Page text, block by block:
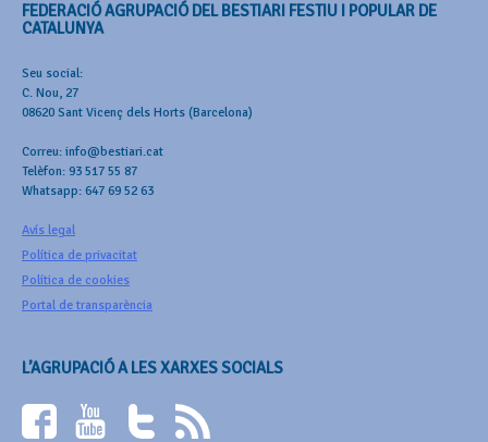
FEDERACIÓ AGRUPACIÓ DEL BESTIARI FESTIU I POPULAR DE
CATALUNYA
Seu social:
C. Nou, 27
08620 Sant Vicenç dels Horts (Barcelona)
Correu: info@bestiari.cat
Telèfon: 93 517 55 87
Whatsapp: 647 69 52 63
Avís legal
Política de privacitat
Política de cookies
Portal de transparència
L’AGRUPACIÓ A LES XARXES SOCIALS